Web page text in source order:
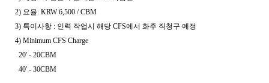
2) 요율: KRW 6,500 / CBM
3) 특이사항 : 인력 작업시 해당 CFS에서 화주 직청구 예정
4) Minimum CFS Charge
20' - 20CBM
40' - 30CBM